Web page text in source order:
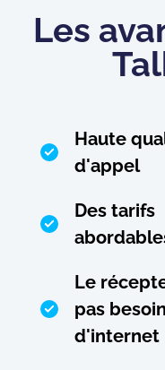
Les
Haute
d'appel
Des tarifs
Le
pas besoin
d'internet